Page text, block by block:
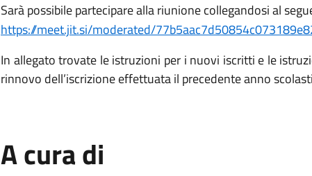
Sarà possibile partecipare alla riunione collegandosi al
https://meet.jit.si/moderated/
In allegato trovate le istruzioni per i nuovi iscritti e le
rinnovo dell’iscrizione effettuata il precedente anno
A cura di